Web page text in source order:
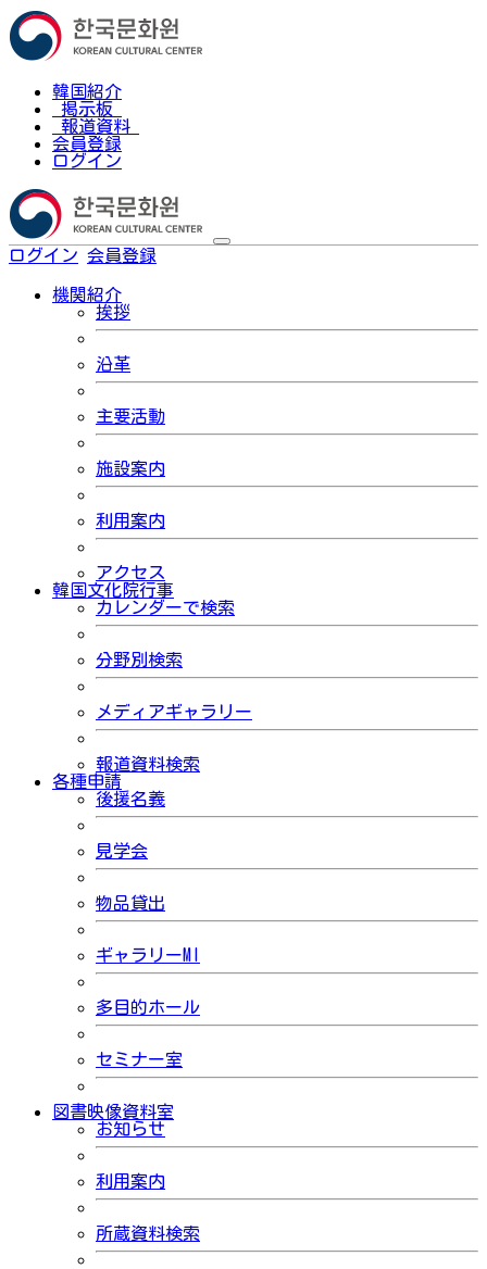
韓国紹介
掲示板
報道資料
会員登録
ログイン
ログイン 会員登録
機関紹介
挨拶
沿革
主要活動
施設案内
利用案内
アクセス
韓国文化院行事
カレンダーで検索
分野別検索
メディアギャラリー
報道資料検索
各種申請
後援名義
見学会
物品貸出
ギャラリーMI
多目的ホール
セミナー室
図書映像資料室
お知らせ
利用案内
所蔵資料検索